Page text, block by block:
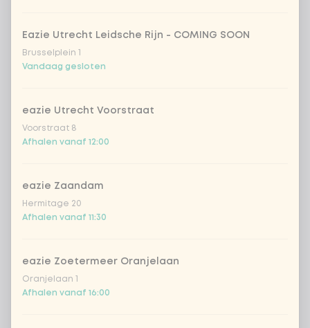
paksoi
paprika
portobello
prei
tauge
Eazie Utrecht Leidsche Rijn - COMING SOON
Brusselplein 1
Vandaag gesloten
eazie Utrecht Voorstraat
Voorstraat 8
Afhalen vanaf 12:00
eazie Zaandam
Hermitage 20
Afhalen vanaf 11:30
eazie Zoetermeer Oranjelaan
Oranjelaan 1
Afhalen vanaf 16:00